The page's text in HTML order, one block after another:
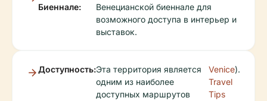
Биеннале:
Венецианской биеннале для
возможного доступа в интерьер и
выставок.
Доступность:Эта территория является
одним из наиболее
доступных маршрутов
Venice
Travel
Tips
).